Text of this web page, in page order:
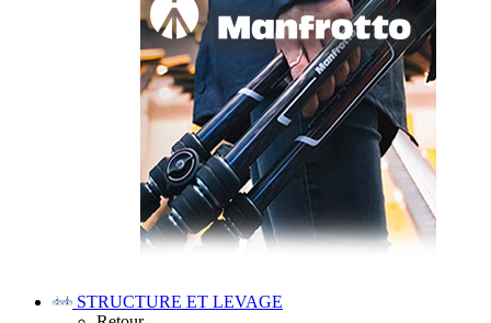
STRUCTURE ET LEVAGE